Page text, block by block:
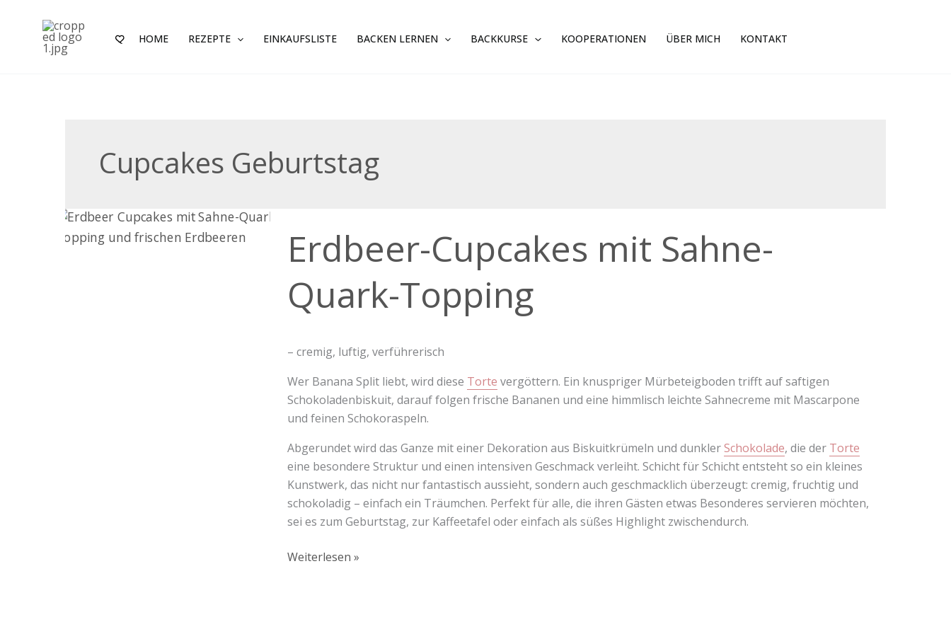
springen
HOME REZEPTE EINKAUFSLISTE BACKEN LERNEN BACKKURSE KOOPERATIONEN ÜBER MICH KONTAKT
Cupcakes Geburtstag
Erdbeer-Cupcakes mit Sahne-
Quark-Topping
– cremig, luftig, verführerisch
Wer Banana Split liebt, wird diese Torte vergöttern. Ein knuspriger Mürbeteigboden trifft auf saftigen
Schokoladenbiskuit, darauf folgen frische Bananen und eine himmlisch leichte Sahnecreme mit Mascarpone
und feinen Schokoraspeln.
Abgerundet wird das Ganze mit einer Dekoration aus Biskuitkrümeln und dunklerSchokolade, die der Torte
eine besondere Struktur und einen intensiven Geschmack verleiht. Schicht für Schicht entsteht so ein kleines
Kunstwerk, das nicht nur fantastisch aussieht, sondern auch geschmacklich überzeugt: cremig, fruchtig und
schokoladig – einfach ein Träumchen. Perfekt für alle, die ihren Gästen etwas Besonderes servieren möchten,
sei es zum Geburtstag, zur Kaffeetafel oder einfach als süßes Highlight zwischendurch.
Cupcakes
mit
Quark-
Topping
Weiterlesen »